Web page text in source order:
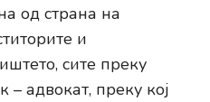
од страна на
и
сите преку
адвокат, преку кој